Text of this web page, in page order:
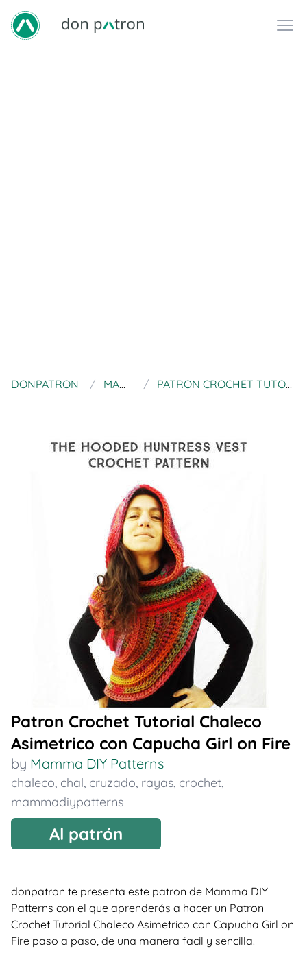
DONPATRON MAMMA DIY PATTERNS PATRON CROCHET TUTORIAL CHALECO ASIMETRICO CON CAPUCHA GIRL ON FIRE
Patron Crochet Tutorial Chaleco
Asimetrico con Capucha Girl on Fire
by Mamma DIY Patterns
chaleco, chal, cruzado, rayas, crochet,
mammadiypatterns
Al patrón
donpatron te presenta este patron de Mamma DIY
Patterns con el que aprenderás a hacer un Patron
Crochet Tutorial Chaleco Asimetrico con Capucha Girl on
Fire paso a paso, de una manera facil y sencilla.